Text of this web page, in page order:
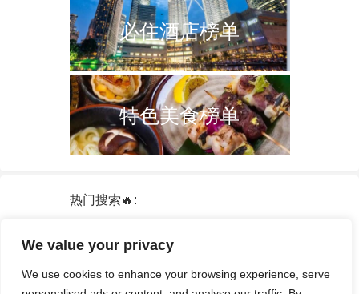
We value your privacy
We use cookies to enhance your browsing experience, serve
必住酒店榜单
特色美食榜单
热门搜索🔥:
泰国
中国 火车票
签证
酒店